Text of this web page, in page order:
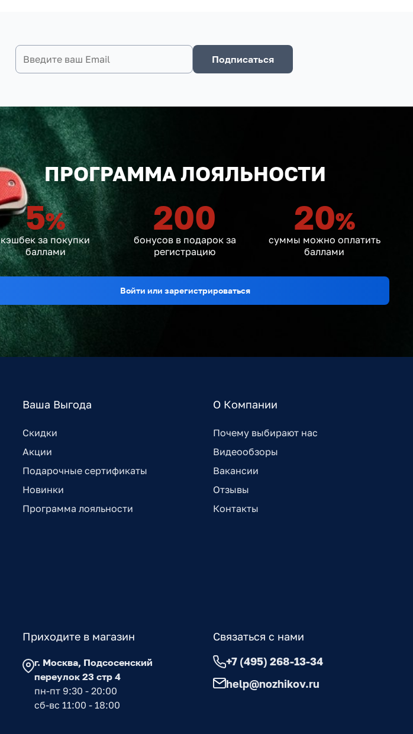
Подписаться
ПРОГРАММА ЛОЯЛЬНОСТИ
5%
кэшбек за покупки
баллами
200
бонусов в подарок за
регистрацию
20%
суммы можно оплатить
баллами
Войти или зарегистрироваться
Ваша Выгода
Скидки
Акции
Подарочные сертификаты
Новинки
Программа лояльности
О Компании
Почему выбирают нас
Видеообзоры
Вакансии
Отзывы
Контакты
Приходите в магазин
г. Москва, Подсосенский
переулок 23 стр 4
пн-пт 9:30 - 20:00
сб-вс 11:00 - 18:00
Связаться с нами
+7 (495) 268-13-34
help@nozhikov.ru